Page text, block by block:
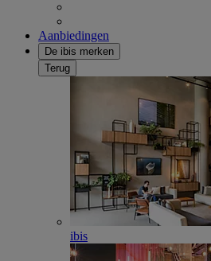
Aanbiedingen
De ibis merken
Terug
ibis